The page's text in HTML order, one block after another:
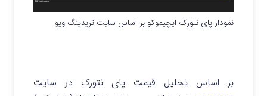
نمودار پای نتورک ایچیموکو بر اساس سایت تریدینگ ویو
بر اساس تحلیل قیمت پای نتورک در سایت